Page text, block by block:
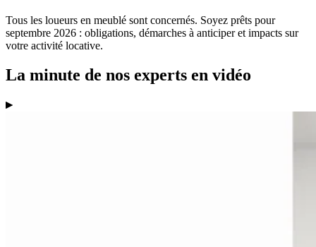
Tous les loueurs en meublé sont concernés. Soyez prêts pour
septembre 2026 : obligations, démarches à anticiper et impacts sur
votre activité locative.
La minute de nos experts en vidéo